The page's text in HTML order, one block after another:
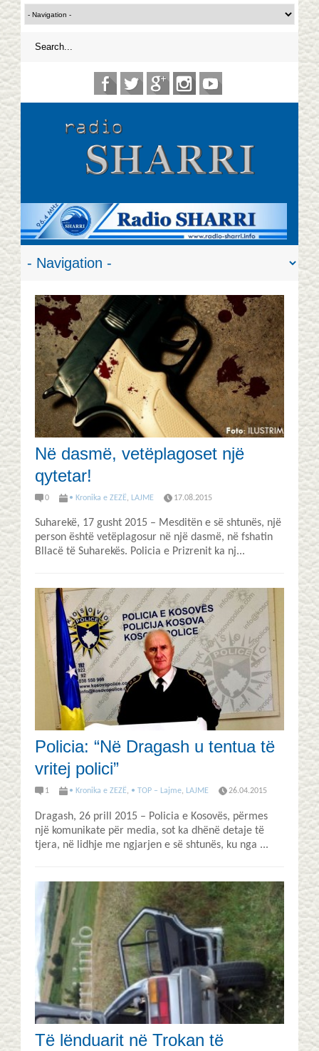
Në dasmë, vetëplagoset një
qytetar!
0 • Kronika e ZEZË, LAJME 17.08.2015
Suharekë, 17 gusht 2015 – Mesditën e së shtunës, një
person është vetëplagosur në një dasmë, në fshatin
Bllacë të Suharekës. Policia e Prizrenit ka nj...
Policia: “Në Dragash u tentua të
vritej polici”
1 • Kronika e ZEZË, • TOP – Lajme, LAJME 26.04.2015
Dragash, 26 prill 2015 – Policia e Kosovës, përmes
një komunikate për media, sot ka dhënë detaje të
tjera, në lidhje me ngjarjen e së shtunës, ku nga ...
Të lënduarit në Trokan të